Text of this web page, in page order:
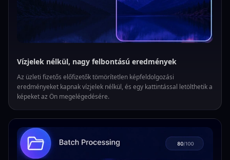
Vízjelek nélkül, nagy felbontású eredmények
Az üzleti fizetős előfizetők tömörítetlen képfeldolgozási
eredményeket kapnak vízjelek nélkül, és egy kattintással letölthetik a
képeket az Ön megelégedésére.